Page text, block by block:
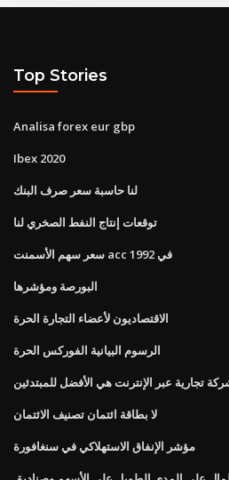
Top Stories
Analisa forex eur gbp
Ibex 2020
لنا حاسبة سعر صرف البنك
توقعات إنتاج النفط الصخري لنا
سعر سهم الأسمنت acc في 1992
البورصة ومؤشرها
الاقتصاديون لأعضاء التجارة الحرة
الرسوم البيانية الفوركس الحرة
تجارية عبر الإنترنت هي الأفضل للمبتدئين
لا بطاقة ائتمان تصنيف الائتمان
مؤشر الإنفاق الاستهلاكي في سنغافورة